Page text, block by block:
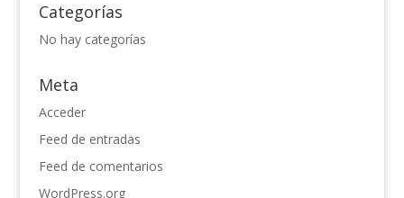
Categorías
No hay categorías
Meta
Acceder
Feed de entradas
Feed de comentarios
WordPress.org